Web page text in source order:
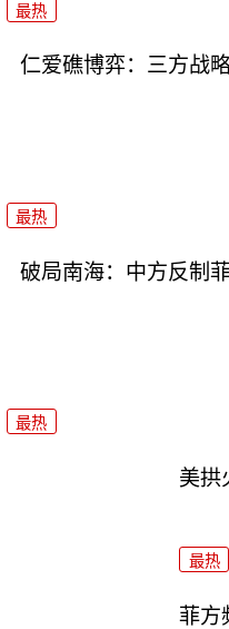
最热
仁爱礁博弈：三方战
最热
破局南海：中方反制
最热
美拱
最热
菲方